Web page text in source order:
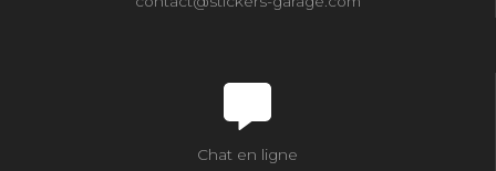
Chat en ligne